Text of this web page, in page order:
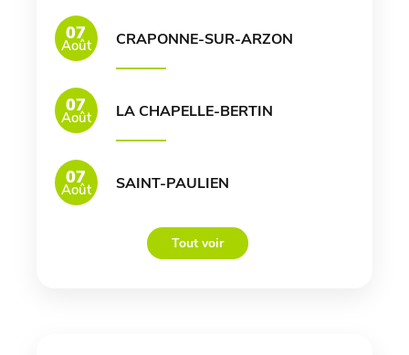
07
Août CRAPONNE-SUR-ARZON
07
Août LA CHAPELLE-BERTIN
07
Août SAINT-PAULIEN
Tout voir